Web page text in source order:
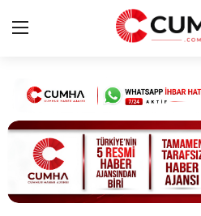
Kurumsal
Cumhurbaşkanlığı
Bakanlıklar